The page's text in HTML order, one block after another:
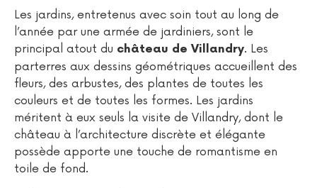
Les jardins, entretenus avec soin tout au long de
l’année par une armée de jardiniers, sont le
principal atout du château de Villandry. Les
parterres aux dessins géométriques accueillent des
fleurs, des arbustes, des plantes de toutes les
couleurs et de toutes les formes. Les jardins
méritent à eux seuls la visite de Villandry, dont le
château à l’architecture discrète et élégante
possède apporte une touche de romantisme en
toile de fond.